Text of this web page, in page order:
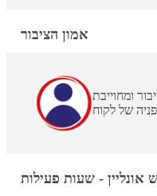
אמון הציבור
ומחוייבת
של לקוח
אונליין - שעות פעילות